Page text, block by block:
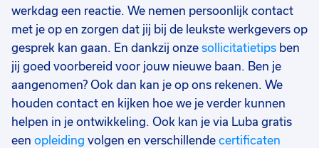
werkdag een reactie. We nemen persoonlijk contact
met je op en zorgen dat jij bij de leukste werkgevers op
gesprek kan gaan. En dankzij onze sollicitatietips ben
jij goed voorbereid voor jouw nieuwe baan. Ben je
aangenomen? Ook dan kan je op ons rekenen. We
houden contact en kijken hoe we je verder kunnen
helpen in je ontwikkeling. Ook kan je via Luba gratis
een opleiding volgen en verschillende certificaten